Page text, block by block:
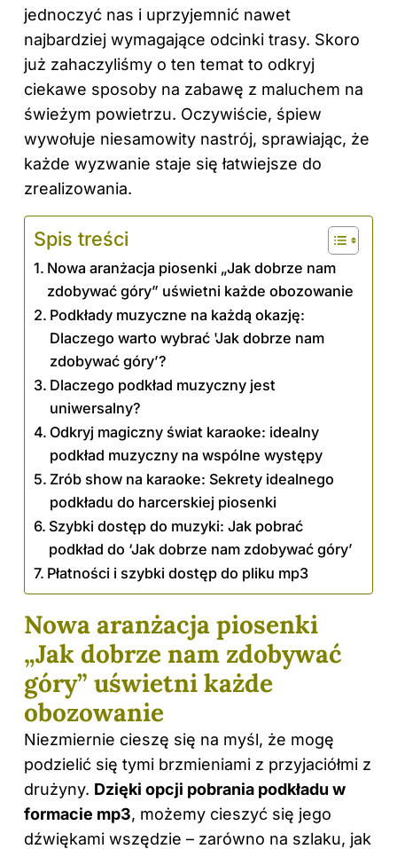
jednoczyć nas i uprzyjemnić nawet
najbardziej wymagające odcinki trasy. Skoro
już zahaczyliśmy o ten temat to odkryj
ciekawe sposoby na zabawę z maluchem na
świeżym powietrzu. Oczywiście, śpiew
wywołuje niesamowity nastrój, sprawiając, że
każde wyzwanie staje się łatwiejsze do
zrealizowania.
Spis treści
Nowa aranżacja piosenki „Jak dobrze nam
zdobywać góry” uświetni każde obozowanie
Podkłady muzyczne na każdą okazję:
Dlaczego warto wybrać 'Jak dobrze nam
zdobywać góry’?
Dlaczego podkład muzyczny jest
uniwersalny?
Odkryj magiczny świat karaoke: idealny
podkład muzyczny na wspólne występy
Zrób show na karaoke: Sekrety idealnego
podkładu do harcerskiej piosenki
Szybki dostęp do muzyki: Jak pobrać
podkład do ‘Jak dobrze nam zdobywać góry’
Płatności i szybki dostęp do pliku mp3
Nowa aranżacja piosenki
„Jak dobrze nam zdobywać
góry” uświetni każde
obozowanie
Niezmiernie cieszę się na myśl, że mogę
podzielić się tymi brzmieniami z przyjaciółmi z
drużyny. Dzięki opcji pobrania podkładu w
formacie mp3, możemy cieszyć się jego
dźwiękami wszędzie – zarówno na szlaku, jak